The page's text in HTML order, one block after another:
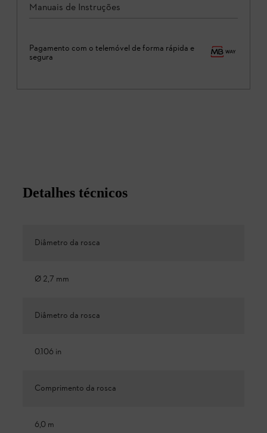
Manuais de Instruções
Pagamento com o telemóvel de forma rápida e
segura
Detalhes técnicos
Diâmetro da rosca
Ø 2,7 mm
Diâmetro da rosca
0.106 in
Comprimento da rosca
6,0 m